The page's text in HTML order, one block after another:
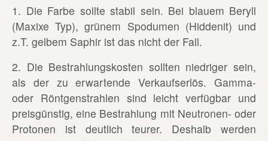
1. Die Farbe sollte stabil sein. Bei blauem Beryll
(Maxixe Typ), grünem Spodumen (Hiddenit) und
z.T. gelbem Saphir ist das nicht der Fall.
2. Die Bestrahlungskosten sollten niedriger sein,
als der zu erwartende Verkaufserlös. Gamma-
oder Röntgenstrahlen sind leicht verfügbar und
preisgünstig, eine Bestrahlung mit Neutronen- oder
Protonen ist deutlich teurer. Deshalb werden